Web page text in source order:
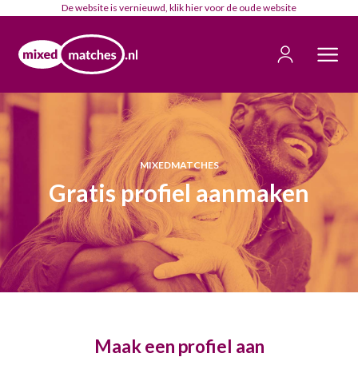
De website is vernieuwd, klikhiervoor de oude website
MIXEDMATCHES
Gratis profiel aanmaken
Maak een profiel aan